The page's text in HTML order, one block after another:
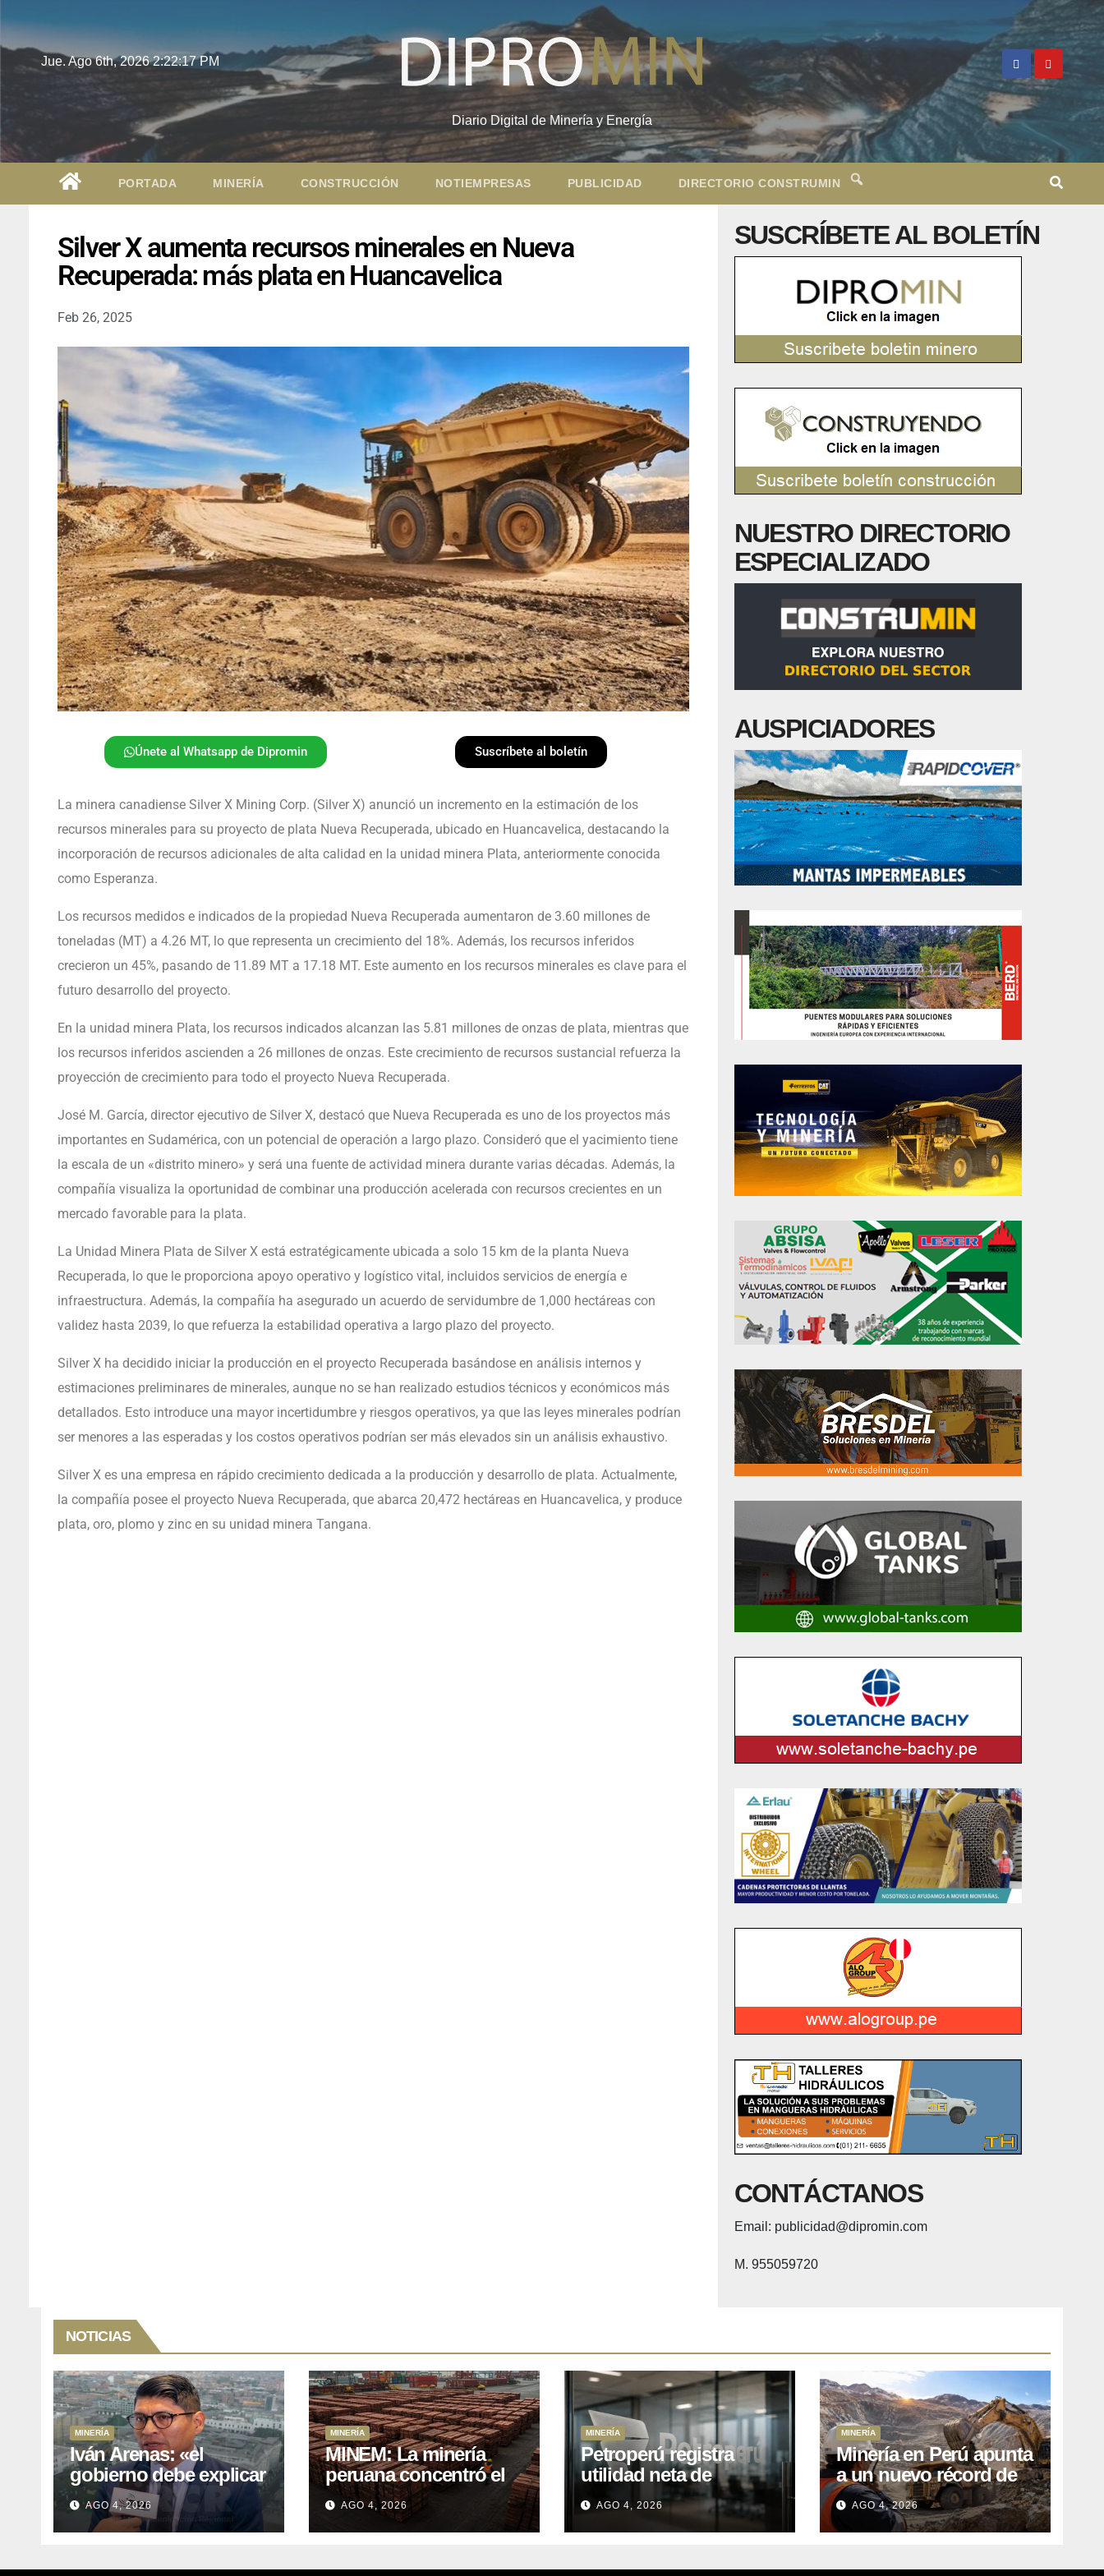
Jue. Ago 6th, 20262:22:18 PM
Diario Digital de Minería y Energía
PORTADA MINERÍA CONSTRUCCIÓN NOTIEMPRESAS PUBLICIDAD DIRECTORIO CONSTRUMIN
Silver X aumenta recursos minerales en Nueva
Recuperada: más plata en Huancavelica
Feb 26, 2025
Únete al Whatsapp de Dipromin Suscríbete al boletín
La minera canadiense Silver X Mining Corp. (Silver X) anunció un incremento en la estimación de los
recursos minerales para su proyecto de plata Nueva Recuperada, ubicado en Huancavelica, destacando la
incorporación de recursos adicionales de alta calidad en la unidad minera Plata, anteriormente conocida
como Esperanza.
Los recursos medidos e indicados de la propiedad Nueva Recuperada aumentaron de 3.60 millones de
toneladas (MT) a 4.26 MT, lo que representa un crecimiento del 18%. Además, los recursos inferidos
crecieron un 45%, pasando de 11.89 MT a 17.18 MT. Este aumento en los recursos minerales es clave para el
futuro desarrollo del proyecto.
En la unidad minera Plata, los recursos indicados alcanzan las 5.81 millones de onzas de plata, mientras que
los recursos inferidos ascienden a 26 millones de onzas. Este crecimiento de recursos sustancial refuerza la
proyección de crecimiento para todo el proyecto Nueva Recuperada.
José M. García, director ejecutivo de Silver X, destacó que Nueva Recuperada es uno de los proyectos más
importantes en Sudamérica, con un potencial de operación a largo plazo. Consideró que el yacimiento tiene
la escala de un «distrito minero» y será una fuente de actividad minera durante varias décadas. Además, la
compañía visualiza la oportunidad de combinar una producción acelerada con recursos crecientes en un
mercado favorable para la plata.
La Unidad Minera Plata de Silver X está estratégicamente ubicada a solo 15 km de la planta Nueva
Recuperada, lo que le proporciona apoyo operativo y logístico vital, incluidos servicios de energía e
infraestructura. Además, la compañía ha asegurado un acuerdo de servidumbre de 1,000 hectáreas con
validez hasta 2039, lo que refuerza la estabilidad operativa a largo plazo del proyecto.
Silver X ha decidido iniciar la producción en el proyecto Recuperada basándose en análisis internos y
estimaciones preliminares de minerales, aunque no se han realizado estudios técnicos y económicos más
detallados. Esto introduce una mayor incertidumbre y riesgos operativos, ya que las leyes minerales podrían
ser menores a las esperadas y los costos operativos podrían ser más elevados sin un análisis exhaustivo.
Silver X es una empresa en rápido crecimiento dedicada a la producción y desarrollo de plata. Actualmente,
la compañía posee el proyecto Nueva Recuperada, que abarca 20,472 hectáreas en Huancavelica, y produce
plata, oro, plomo y zinc en su unidad minera Tangana.
SUSCRÍBETE AL BOLETÍN
NUESTRO DIRECTORIO
ESPECIALIZADO
AUSPICIADORES
CONTÁCTANOS
Email: publicidad@dipromin.com
M. 955059720
NOTICIAS
MINERÍA
Iván Arenas: «el
gobierno debe explicar
a Cajamarca que tiene
US$ 16 mil millones en
proyectos mineros
AGO 4, 2026
MINERÍA
MINEM: La minería
peruana concentró el
76.1% del total de las
exportaciones
nacionales entre enero
AGO 4, 2026
MINERÍA
Petroperú registra
utilidad neta de
US$121 millones al
cierre del primer
semestre 2026
AGO 4, 2026
MINERÍA
Minería en Perú apunta
a un nuevo récord de
inversiones: crecen los
petitorios y el FMI insta
a destrabar proyectos
AGO 4, 2026